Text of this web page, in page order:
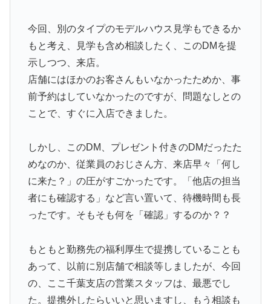
今回、別のタイプのモデルハウス見学もできるか
もと考え、見学も含め相談したく、このDMを提
示しつつ、来店。
店舗にはほかのお客さんもいなかったためか、事
前予約はしていなかったのですが、問題なしとの
ことで、すぐに入店できました。
しかし、このDM、プレゼント付きのDMだったた
めなのか、従業員のおじさん方、来店早々「何し
に来た？」の圧がすごかったです。「他店の担当
者にも確認する」など言い置いて、待機時間も長
ったです。そもそも何を「確認」するのか？？
もともと勤務先の福利厚生で提携していることも
あって、以前に別店舗で相談等しましたが、今回
の、ここ千葉支店の営業スタッフは、最悪でし
た。提携外したらいいと思いますし、もう相談も